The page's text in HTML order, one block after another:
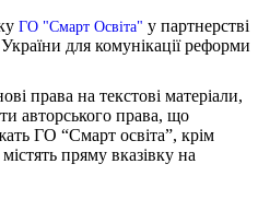
ГО "Смарт Освіта" у партнерстві
для комунікації реформи
права на текстові матеріали,
авторського права, що
ГО “Смарт освіта”, крім
пряму вказівку на